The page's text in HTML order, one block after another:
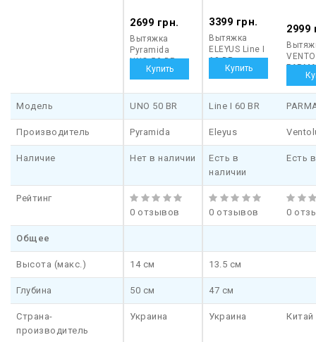
2699 грн.
Вытяжка
Pyramida
UNO 50 BR
3399 грн.
Вытяжка
ELEYUS Line I
60 BR
2999
INOX
Модель UNO 50 BR Line I 60 BR
Производитель Pyramida Eleyus
Наличие Нет в наличии
Есть в
наличии
Есть
Рейтинг
0 отзывов
0 отзывов 0
Общее
Высота (макс.) 14 см 13.5 см
Глубина 50 см 47 см
Страна-
производитель
Украина Украина Китай